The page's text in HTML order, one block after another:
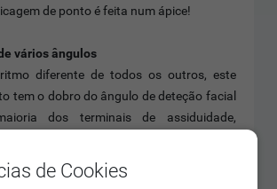
de ponto é feita num ápice!
vários ângulos
diferente de todos os outros, este
tem o dobro do ângulo de deteção facial
dos terminais de assiduidade,
disso, conta com um suplemento de luz
de Cookies